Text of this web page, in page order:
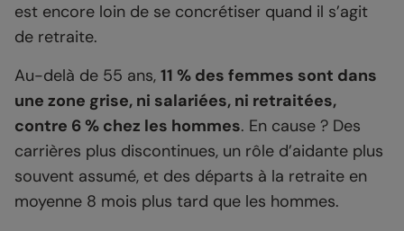
est encore loin de se concrétiser quand il s’agit
de retraite.
Au-delà de 55 ans, 11 % des femmes sont dans
une zone grise, ni salariées, ni retraitées,
contre 6 % chez les hommes. En cause ? Des
carrières plus discontinues, un rôle d’aidante plus
souvent assumé, et des départs à la retraite en
moyenne 8 mois plus tard que les hommes.